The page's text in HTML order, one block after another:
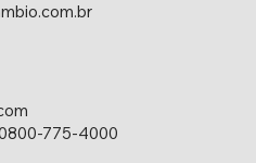
775-4000